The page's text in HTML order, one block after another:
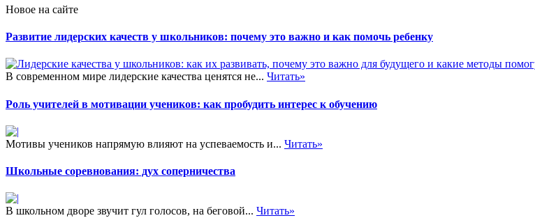
Новое на сайте
Развитие лидерских качеств у школьников: почему это важно и как помочь ребенку
В современном мире лидерские качества ценятся не... Читать»
Роль учителей в мотивации учеников: как пробудить интерес к обучению
Мотивы учеников напрямую влияют на успеваемость и... Читать»
Школьные соревнования: дух соперничества
В школьном дворе звучит гул голосов, на беговой... Читать»